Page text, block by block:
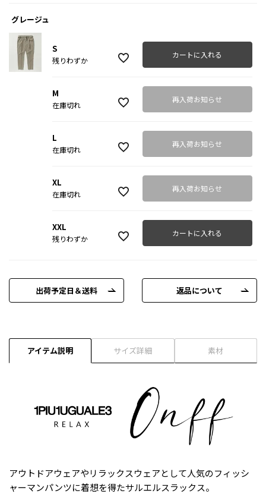
グレージュ
S
残りわずか
カートに入れる
M
在庫切れ
再入荷お知らせ
L
在庫切れ
再入荷お知らせ
XL
在庫切れ
再入荷お知らせ
XXL
残りわずか
カートに入れる
出荷予定日＆送料 返品について
アイテム説明 サイズ詳細 素材
アウトドアウェアやリラックスウェアとして人気のフィッシ
ャーマンパンツに着想を得たサルエルスラックス。